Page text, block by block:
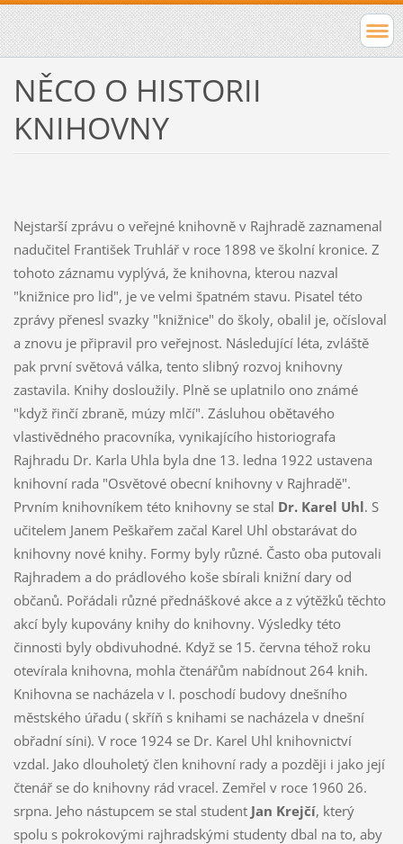
NĚCO O HISTORII
KNIHOVNY
Nejstarší zprávu o veřejné knihovně v Rajhradě zaznamenal
nadučitel František Truhlář v roce 1898 ve školní kronice. Z
tohoto záznamu vyplývá, že knihovna, kterou nazval
"knižnice pro lid", je ve velmi špatném stavu. Pisatel této
zprávy přenesl svazky "knižnice" do školy, obalil je, očísloval
a znovu je připravil pro veřejnost. Následující léta, zvláště
pak první světová válka, tento slibný rozvoj knihovny
zastavila. Knihy dosloužily. Plně se uplatnilo ono známé
"když řinčí zbraně, múzy mlčí". Zásluhou obětavého
vlastivědného pracovníka, vynikajícího historiografa
Rajhradu Dr. Karla Uhla byla dne 13. ledna 1922 ustavena
knihovní rada "Osvětové obecní knihovny v Rajhradě".
Prvním knihovníkem této knihovny se stal Dr. Karel Uhl. S
učitelem Janem Peškařem začal Karel Uhl obstarávat do
knihovny nové knihy. Formy byly různé. Často oba putovali
Rajhradem a do prádlového koše sbírali knižní dary od
občanů. Pořádali různé přednáškové akce a z výtěžků těchto
akcí byly kupovány knihy do knihovny. Výsledky této
činnosti byly obdivuhodné. Když se 15. června téhož roku
otevírala knihovna, mohla čtenářům nabídnout 264 knih.
Knihovna se nacházela v I. poschodí budovy dnešního
městského úřadu ( skříň s knihami se nacházela v dnešní
obřadní síni). V roce 1924 se Dr. Karel Uhl knihovnictví
vzdal. Jako dlouholetý člen knihovní rady a později i jako její
čtenář se do knihovny rád vracel. Zemřel v roce 1960 26.
srpna. Jeho nástupcem se stal student Jan Krejčí, který
spolu s pokrokovými rajhradskými studenty dbal na to, aby